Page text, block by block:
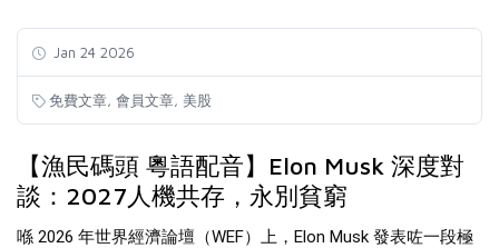
Jan 24 2026
免費文章 會員文章 美股
【漁民碼頭 粵語配音】Elon Musk 深度對
談：2027人機共存，永別貧窮
喺 2026 年世界經濟論壇（WEF）上，Elon Musk 發表咗一段極